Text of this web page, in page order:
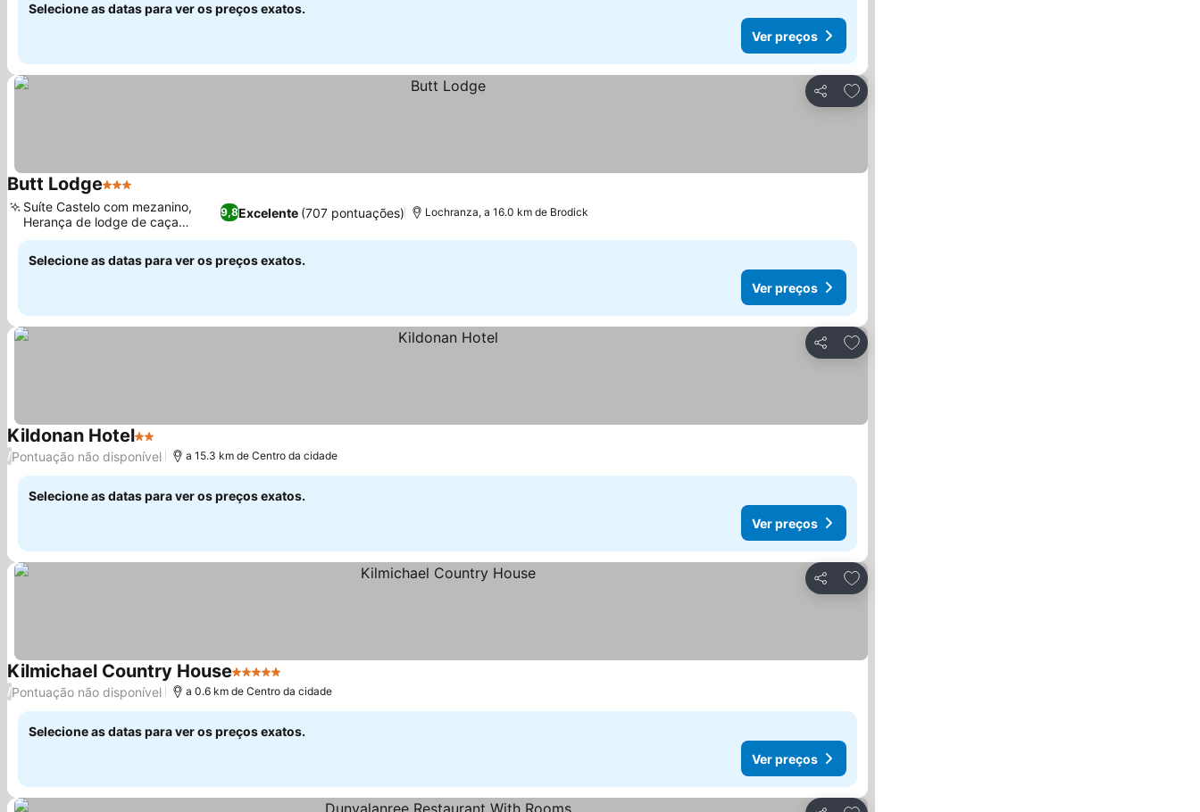
Selecione as datas para ver os preços exatos.
Ver preços
Partilhar
Adicionar aos favoritos
Butt Lodge3 Estrelas
9,8Excelente (707 pontuações)
Suíte Castelo com mezanino,
Herança de lodge de caça
vitoriano
Lochranza, a 16.0 km de Brodick
Selecione as datas para ver os preços exatos.
Ver preços
Partilhar
Adicionar aos favoritos
Kildonan Hotel2 Estrelas
/Pontuação não disponível a 15.3 km de Centro da cidade
Selecione as datas para ver os preços exatos.
Ver preços
Partilhar
Adicionar aos favoritos
Kilmichael Country House5 Estrelas
/Pontuação não disponível a 0.6 km de Centro da cidade
Selecione as datas para ver os preços exatos.
Ver preços